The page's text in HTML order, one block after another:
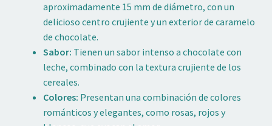
aproximadamente 15 mm de diámetro, con un
delicioso centro crujiente y un exterior de caramelo
de chocolate.
Sabor: Tienen un sabor intenso a chocolate con
leche, combinado con la textura crujiente de los
cereales.
Colores: Presentan una combinación de colores
románticos y elegantes, como rosas, rojos y